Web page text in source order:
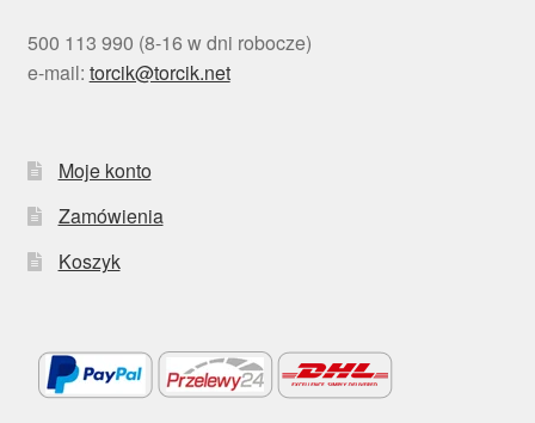
500 113 990 (8-16 w dni robocze)
e-mail: torcik@torcik.net
Moje konto
Zamówienia
Koszyk